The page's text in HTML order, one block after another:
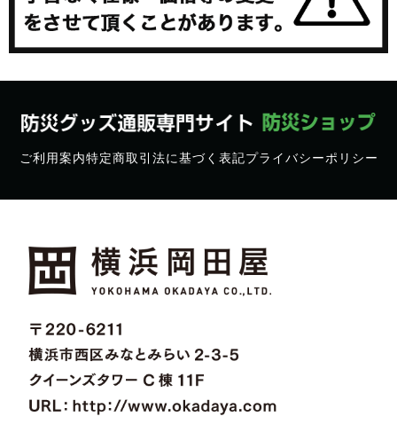
ご利用案内特定商取引法に基づく表記プライバシーポリシー